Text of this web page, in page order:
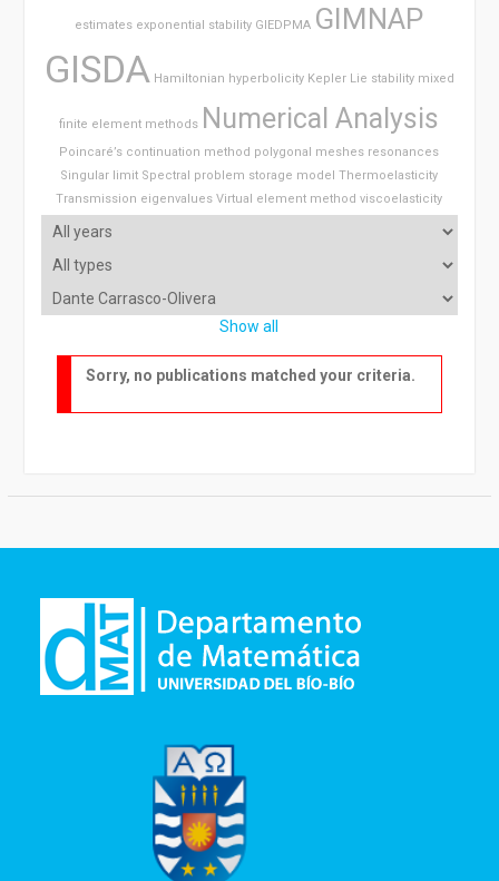
estimates exponential stability GIEDPMA GIMNAP
GISDA Hamiltonian hyperbolicity Kepler Lie stability mixed
finite element methods Numerical Analysis
Poincaré’s continuation method polygonal meshes resonances
Singular limit Spectral problem storage model Thermoelasticity
Transmission eigenvalues Virtual element method viscoelasticity
Show all
Sorry, no publications matched your criteria.